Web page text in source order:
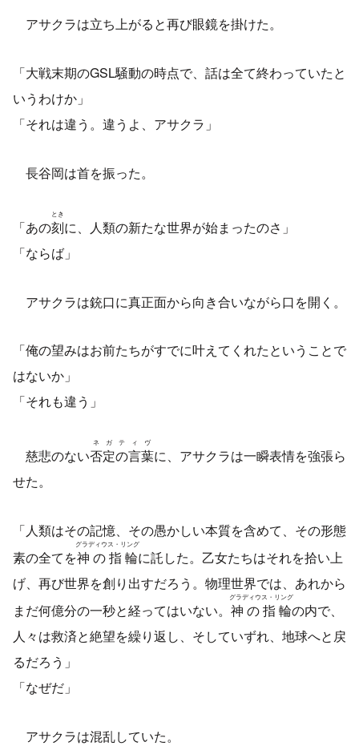
アサクラは立ち上がると再び眼鏡を掛けた。
「大戦末期のGSL騒動の時点で、話は全て終わっていたと
いうわけか」
「それは違う。違うよ、アサクラ」
長谷岡は首を振った。
「あの刻
とき
に、人類の新たな世界が始まったのさ」
「ならば」
アサクラは銃口に真正面から向き合いながら口を開く。
「俺の望みはお前たちがすでに叶えてくれたということで
はないか」
「それも違う」
慈悲のない否定の言葉
ネガティヴ
に、アサクラは一瞬表情を強張ら
せた。
「人類はその記憶、その愚かしい本質を含めて、その形態
素の全てを神の指輪
グラディウス・リング
に託した。乙女たちはそれを拾い上
げ、再び世界を創り出すだろう。物理世界では、あれから
まだ何億分の一秒と経ってはいない。 神の指輪
グラディウス・リング
の内で、
人々は救済と絶望を繰り返し、そしていずれ、地球へと戻
るだろう」
「なぜだ」
アサクラは混乱していた。